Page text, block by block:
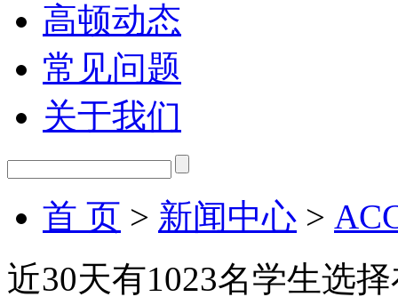
高顿动态
常见问题
关于我们
首 页 > 新闻中心 >
近30天有1023名学生选